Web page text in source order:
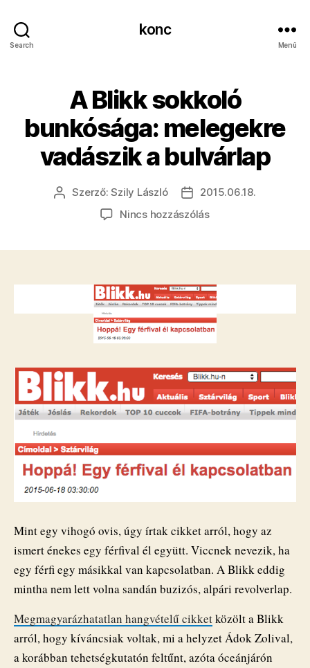
Search
konc
Menü
A Blikk sokkoló
bunkósága: melegekre
vadászik a bulvárlap
Bejegyzés
Szerző:Szily László
Bejegyzés
dátuma
2015.06.18.
Nincs hozzászólása(z)
melegekre
vadászik
a
bulvárlap
Mint egy vihogó ovis, úgy írtak cikket arról, hogy az
ismert énekes egy férfival él együtt. Viccnek nevezik, ha
egy férfi egy másikkal van kapcsolatban. A Blikk eddig
mintha nem lett volna sandán buzizós, alpári revolverlap.
Megmagyarázhatatlan hangvételű cikketközölt a Blikk
arról, hogy kíváncsiak voltak, mi a helyzet Ádok Zolival,
a korábban tehetségkutatón feltűnt, azóta óceánjárón